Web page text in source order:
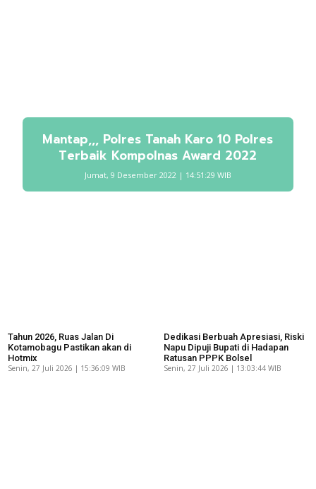
Mantap,,, Polres Tanah Karo 10 Polres
Terbaik Kompolnas Award 2022
Jumat, 9 Desember 2022 | 14:51:29 WIB
Tahun 2026, Ruas Jalan Di
Kotamobagu Pastikan akan di
Hotmix
Senin, 27 Juli 2026 | 15:36:09 WIB
Dedikasi Berbuah Apresiasi, Riski
Napu Dipuji Bupati di Hadapan
Ratusan PPPK Bolsel
Senin, 27 Juli 2026 | 13:03:44 WIB